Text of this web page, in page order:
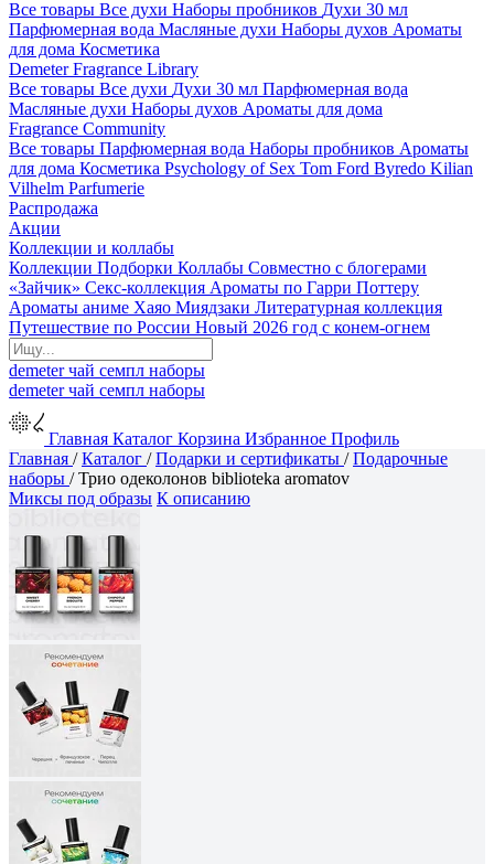
Все товары Все духи Наборы пробников Духи 30 мл
Парфюмерная вода Масляные духи Наборы духов Ароматы
для дома Косметика
Demeter Fragrance Library
Все товары Все духи Духи 30 мл Парфюмерная вода
Масляные духи Наборы духов Ароматы для дома
Fragrance Community
Все товары Парфюмерная вода Наборы пробников Ароматы
для дома Косметика Psychology of Sex Tom Ford Byredo Kilian
Vilhelm Parfumerie
Распродажа
Акции
Коллекции и коллабы
Коллекции Подборки Коллабы Совместно с блогерами
«Зайчик» Секс-коллекция Ароматы по Гарри Поттеру
Ароматы аниме Хаяо Миядзаки Литературная коллекция
Путешествие по России Новый 2026 год с конем-огнем
demeterчай семпл наборы
demeterчай семпл наборы
Главная Каталог Корзина Избранное Профиль
Главная /Каталог /Подарки и сертификаты /Подарочные
наборы /Трио одеколонов biblioteka aromatov
Миксы под образы К описанию